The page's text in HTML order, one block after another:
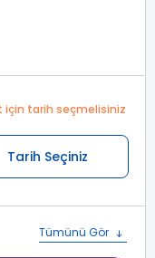
için tarih seçmelisiniz
Tarih Seçiniz
Tümünü Gör